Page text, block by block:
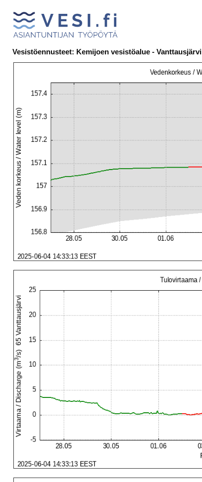
Vesistöennusteet: Kemijoen vesistöalue - Vanttausjärvi